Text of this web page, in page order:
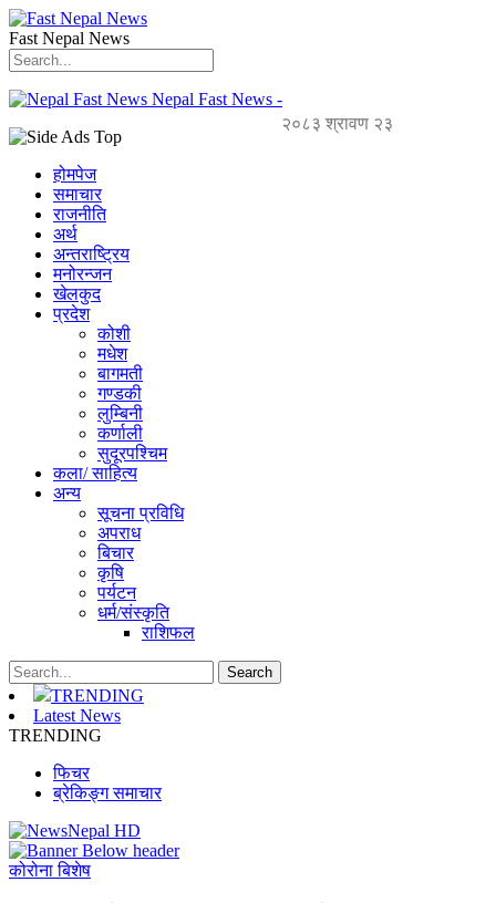
Fast Nepal News
Nepal Fast News -
२०८३ श्रावण २३
होमपेज
समाचार
राजनीति
अर्थ
अन्तराष्ट्रिय
मनोरन्जन
खेलकुद
प्रदेश
कोशी
मधेश
बागमती
गण्डकी
लुम्बिनी
कर्णाली
सुदूरपश्चिम
कला/ साहित्य
अन्य
सूचना प्रविधि
अपराध
बिचार
कृषि
पर्यटन
धर्म/संस्कृति
राशिफल
TRENDING
Latest News
TRENDING
फिचर
ब्रेकिङ्ग समाचार
कोरोना बिशेष